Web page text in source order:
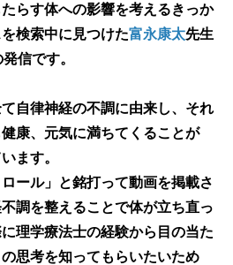
らす体への影響を考えるきっか
検索中に見つけた富永康太先生
信です。
自律神経の不調に由来し、それ
康、元気に満ちてくることが
ます。
ール」と銘打って動画を掲載さ
調を整えることで体が立ち直っ
理学療法士の経験から目の当た
思考を知ってもらいたいため